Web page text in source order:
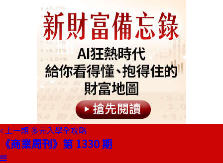
上一期 多元入學全攻略
《商業周刊》第 1330 期